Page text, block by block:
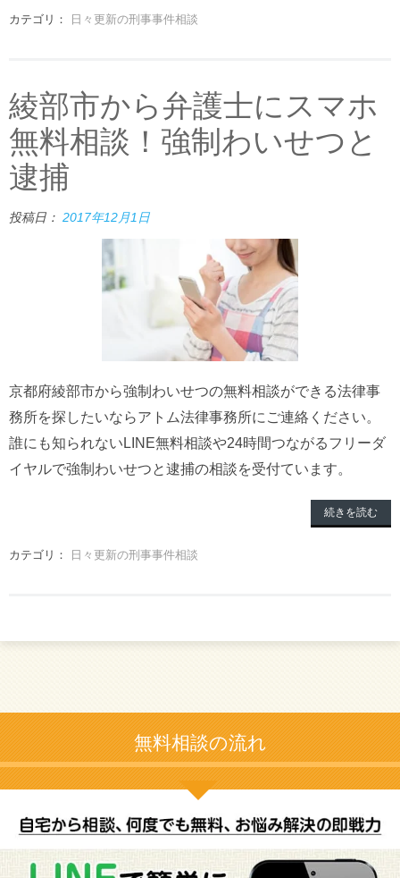
カテゴリ： 日々更新の刑事事件相談
綾部市から弁護士にスマホ
無料相談！強制わいせつと
逮捕
投稿日： 2017年12月1日
京都府綾部市から強制わいせつの無料相談ができる法律事
務所を探したいならアトム法律事務所にご連絡ください。
誰にも知られないLINE無料相談や24時間つながるフリーダ
イヤルで強制わいせつと逮捕の相談を受付ています。
続きを読む
カテゴリ： 日々更新の刑事事件相談
無料相談の流れ